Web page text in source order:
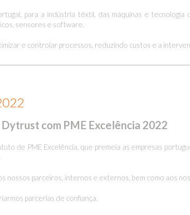
para a indústria têxtil, das máquinas e
sensores e software.
e controlar processos, reduzindo custos e a
Dytrust com PME Excelência 2022
de PME Excelência, que premeia as empresas
nossos parceiros, internos e externos, bem como aos
parcerias de confiança.